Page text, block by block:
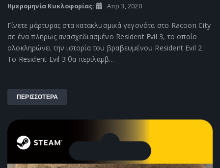
Ημερομηνία Κυκλοφορίας: Απρ 3, 2020
Γίνετε μάρτυρας στα κατακλυσμικά γεγονότα στο Racoon City
σε ένα πλήρως ανασχεδιασμένο Resident Evil 3, το οποίο
ολοκληρώνει την ιστορία του βραβευμένου Resident Evil 2.
Το Resident Evil 3 θα περιλαμβ...
ΠΕΡΙΣΣΟΤΕΡΑ